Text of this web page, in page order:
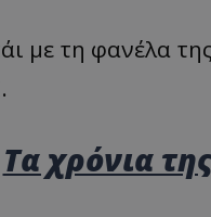
με τη φανέλα
Τα χρόνια